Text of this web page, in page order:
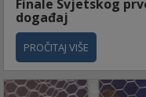
Finale Svjetskog
događaj
PROČITAJ VIŠE